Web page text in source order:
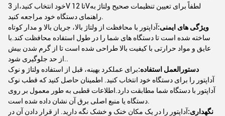
خود انتخاب کنید،از 3V تا 12Vلطفاً برای تعیین تنظیمات صحیح ولتاژ به
راهنمای دستگاه خود مراجعه کنید.
ویژگی های ایمنی:آداپتور با محافظت از ولتاژ بالا، جریان بالا و مدار کوتاه
ساخته شده است تا دستگاه های شما را در طول استفاده محافظت کند.با
عایق و مواد حرارتی با کیفیت بالا طراحی شده است تا از گرم شدن بیش
از حد جلوگیری شود..
دستورالعمل استفاده:برای عملکرد بهینه، قبل از استفاده ولتاژ و نوک
آداپتور را برای دستگاه خود انتخاب کنید. اطمینان حاصل کنید که قطب نوک
آداپتور با دستگاه شما مطابقت دارد.اطلاعات قطبی به طور معمول بر روی
دستگاه یا منبع اصلی برق آن نشان داده شده است.
نگهداری:آداپتور را در یک مکان خنک و خشک نگه دارید. از قرار دادن آن در